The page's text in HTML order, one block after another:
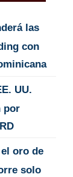
las
con
UU.
por
oro de
solo